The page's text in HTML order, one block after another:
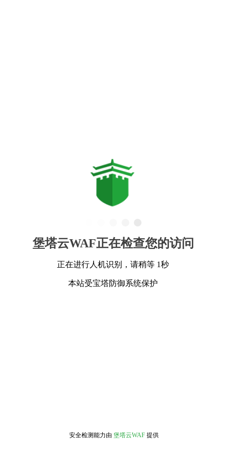
堡塔云WAF正在检查您的访问
正在进行人机识别，请稍等 1秒
本站受宝塔防御系统保护
安全检测能力由 堡塔云WAF 提供